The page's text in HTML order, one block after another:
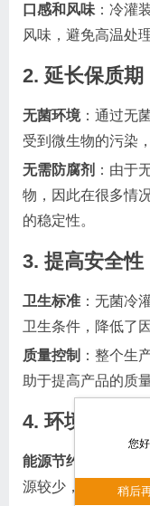
口感和风味 ：冷灌
风味，避免高温处
2. 延长保质期
无菌环境：通过无
受到微生物的污染
无需防腐剂 ：由于
物，因此在很多情
的稳定性。
3. 提高安全性
卫生标准 ：无菌冷
卫生条件，降低了
质量控制 ：整个生
助于提高产品的质
4. 环境友好
能源节约
：与传统
源较少，因为不需
您
稍后